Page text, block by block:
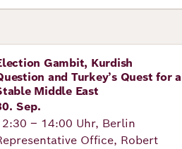
Gambit, Kurdish
and Turkey’s Quest for a
Middle East
Sep.
– 14:00 Uhr, Berlin
Office, Robert